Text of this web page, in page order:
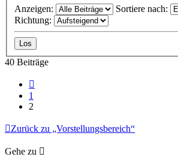
Anzeigen:
Sortiere nach:
Richtung:
40 Beiträge
1
2
Zurück zu „Vorstellungsbereich“
Gehe zu